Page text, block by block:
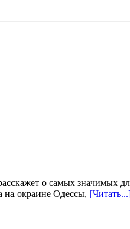
о самых значимых
на окраине Одессы,